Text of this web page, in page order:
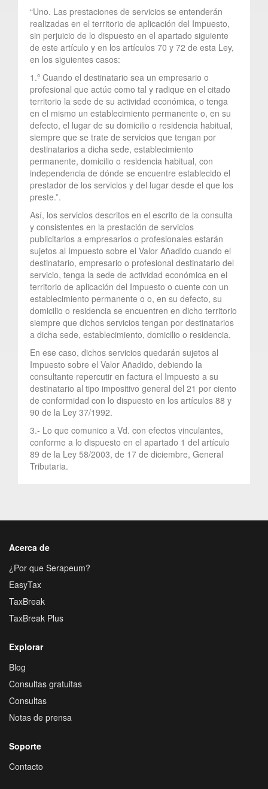
“Uno. Las prestaciones de servicios se entenderán
realizadas en el territorio de aplicación del Impuesto,
sin perjuicio de lo dispuesto en el apartado siguiente
de este artículo y en los artículos 70 y 72 de esta Ley,
en los siguientes casos:
1.º Cuando el destinatario sea un empresario o
profesional que actúe como tal y radique en el citado
territorio la sede de su actividad económica, o tenga
en el mismo un establecimiento permanente o, en su
defecto, el lugar de su domicilio o residencia habitual,
siempre que se trate de servicios que tengan por
destinatarios a dicha sede, establecimiento
permanente, domicilio o residencia habitual, con
independencia de dónde se encuentre establecido el
prestador de los servicios y del lugar desde el que los
preste.”.
Así, los servicios descritos en el escrito de la consulta
y consistentes en la prestación de servicios
publicitarios a empresarios o profesionales estarán
sujetos al Impuesto sobre el Valor Añadido cuando el
destinatario, empresario o profesional destinatario del
servicio, tenga la sede de actividad económica en el
territorio de aplicación del Impuesto o cuente con un
establecimiento permanente o o, en su defecto, su
domicilio o residencia se encuentren en dicho territorio
siempre que dichos servicios tengan por destinatarios
a dicha sede, establecimiento, domicilio o residencia.
En ese caso, dichos servicios quedarán sujetos al
Impuesto sobre el Valor Añadido, debiendo la
consultante repercutir en factura el Impuesto a su
destinatario al tipo impositivo general del 21 por ciento
de conformidad con lo dispuesto en los artículos 88 y
90 de la Ley 37/1992.
3.- Lo que comunico a Vd. con efectos vinculantes,
conforme a lo dispuesto en el apartado 1 del artículo
89 de la Ley 58/2003, de 17 de diciembre, General
Tributaria.
Acerca de
¿Por que Serapeum?
EasyTax
TaxBreak
TaxBreak Plus
Explorar
Blog
Consultas gratuitas
Consultas
Notas de prensa
Soporte
Contacto